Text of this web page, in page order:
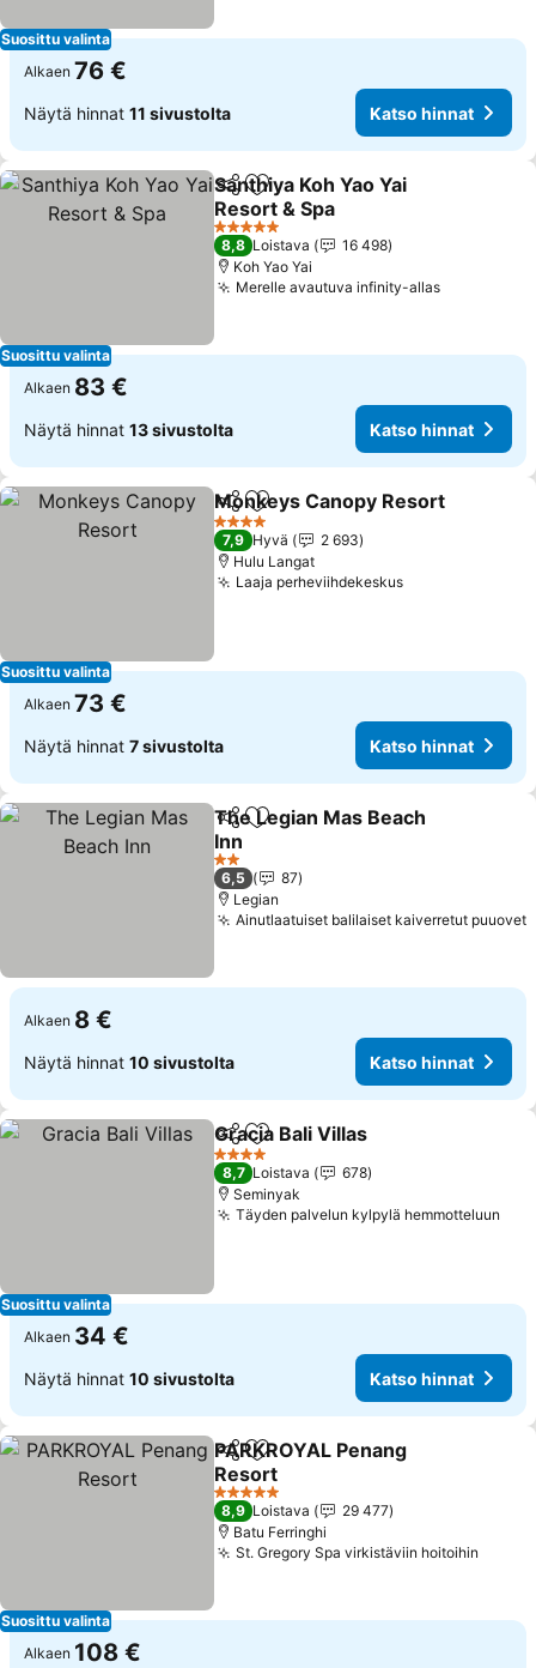
Suosittu valinta
Alkaen 76 €
Näytä hinnat 11 sivustolta Katso hinnat
Suosittu valinta
Jaa Lisää suosikkeihin
Santhiya Koh Yao Yai
Resort & Spa
Katso hinnat
5 Tähtiluokitus
8,8 Loistava
16 498
Koh Yao Yai
Merelle avautuva infinity-allasKatso
Alkaen 83 €
Näytä hinnat 13 sivustolta Katso hinnat
Suosittu valinta
Jaa Lisää suosikkeihin
Monkeys Canopy Resort
4 Tähtiluokitus
7,9 Hyvä
2 693
Hulu Langat
Laaja perheviihdekeskusKatso hinnat
Alkaen 73 €
Näytä hinnat 7 sivustolta Katso hinnat
Jaa Lisää suosikkeihin
The Legian Mas Beach
Inn
Katso hinnat
2 Tähtiluokitus
6,5
87
Legian
Ainutlaatuiset balilaiset kaiverretut puuovet
Alkaen 8 €
Näytä hinnat 10 sivustolta Katso hinnat
Suosittu valinta
Jaa Lisää suosikkeihin
Gracia Bali Villas
4 Tähtiluokitus
8,7 Loistava
678
Seminyak
Täyden palvelun kylpylä hemmotteluun
Alkaen 34 €
Näytä hinnat 10 sivustolta Katso hinnat
Suosittu valinta
Jaa Lisää suosikkeihin
PARKROYAL Penang
Resort
Katso hinnat
5 Tähtiluokitus
8,9 Loistava
29 477
Batu Ferringhi
St. Gregory Spa virkistäviin hoitoihin
Alkaen 108 €